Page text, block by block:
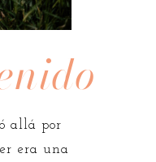
allá por
era una